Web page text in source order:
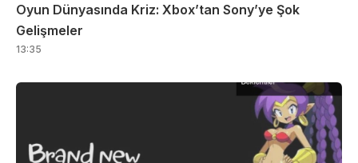
Oyun Dünyasında Kriz: Xbox’tan Sony’ye Şok
Gelişmeler
13:35